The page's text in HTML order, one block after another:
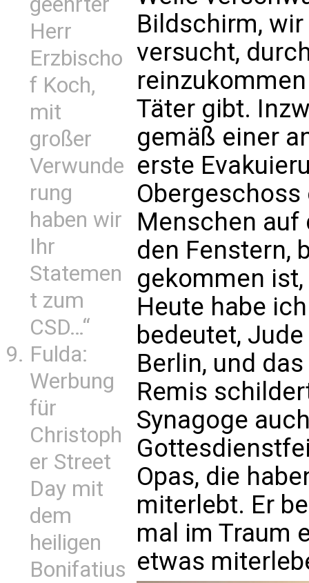
Herr
Erzbischo
f Koch,
mit
großer
Verwunde
rung
haben wir
Ihr
Statemen
t zum
CSD…“
Fulda:
Werbung
für
Christoph
er Street
Day mit
dem
heiligen
Bonifatius
Bildschirm,
versucht,
Täter gibt.
gemäß einer
erste
Menschen auf
den Fenstern,
gekommen ist,
Heute habe
bedeutet,
Berlin, und
Remis
Synagoge
Opas, die
miterlebt. Er
mal im Traum
etwas